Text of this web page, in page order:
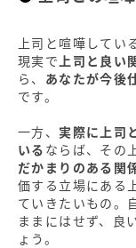
上司と喧嘩してい
現実で 上司と良い
ら、 あなたが今後
です。
一方、 実際に上司
いる ならば、その
だかまりのある関
価する立場にある
ていきたいもの。
ままにはせず、良
ょう。